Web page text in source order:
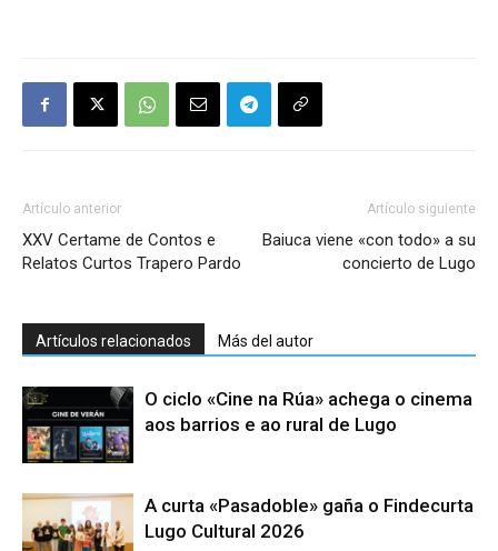
Artículo anterior
XXV Certame de Contos e
Relatos Curtos Trapero Pardo
Artículo siguiente
Baiuca viene «con todo» a su
concierto de Lugo
Artículos relacionados Más del autor
O ciclo «Cine na Rúa» achega o cinema
aos barrios e ao rural de Lugo
A curta «Pasadoble» gaña o Findecurta
Lugo Cultural 2026